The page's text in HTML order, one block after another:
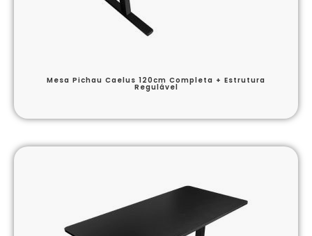
Mesa Pichau Caelus 120cm Completa + Estrutura
Regulável